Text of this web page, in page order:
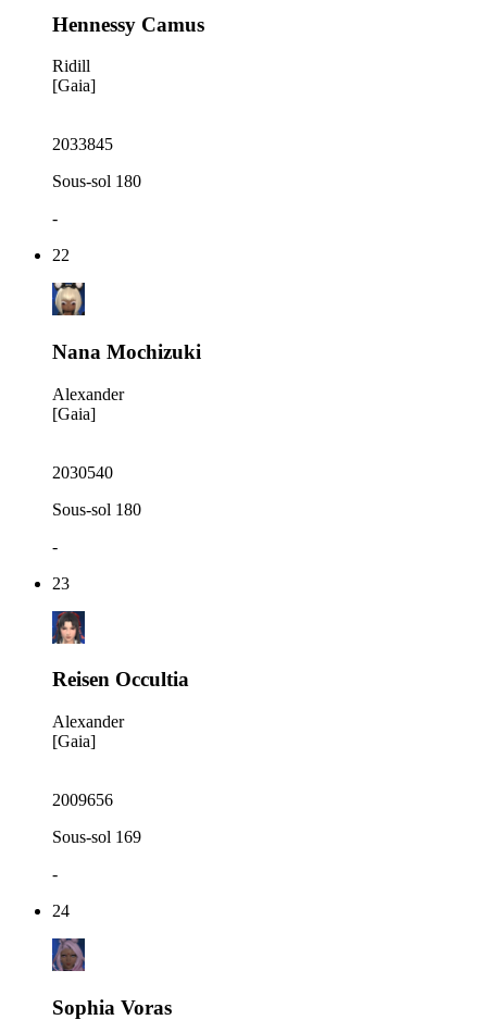
Hennessy Camus
Ridill
[Gaia]
2033845
Sous-sol 180
-
22
Nana Mochizuki
Alexander
[Gaia]
2030540
Sous-sol 180
-
23
Reisen Occultia
Alexander
[Gaia]
2009656
Sous-sol 169
-
24
Sophia Voras